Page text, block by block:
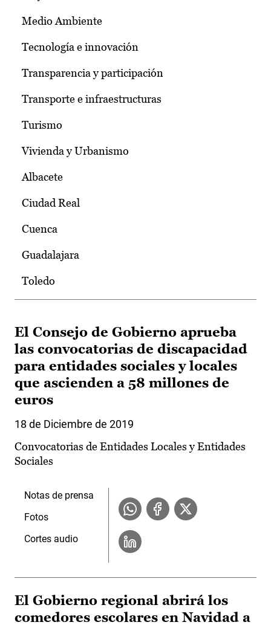
Medio Ambiente
Tecnología e innovación
Transparencia y participación
Transporte e infraestructuras
Turismo
Vivienda y Urbanismo
Albacete
Ciudad Real
Cuenca
Guadalajara
Toledo
El Consejo de Gobierno aprueba
las convocatorias de discapacidad
para entidades sociales y locales
que ascienden a 58 millones de
euros
18 de Diciembre de 2019
Convocatorias de Entidades Locales y Entidades
Sociales
Notas de prensa
Fotos
Cortes audio
El Gobierno regional abrirá los
comedores escolares en Navidad a